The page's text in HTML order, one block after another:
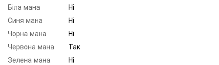
Біла мана
Ні
Синя мана
Ні
Чорна мана
Ні
Червона мана
Так
Зелена мана
Ні